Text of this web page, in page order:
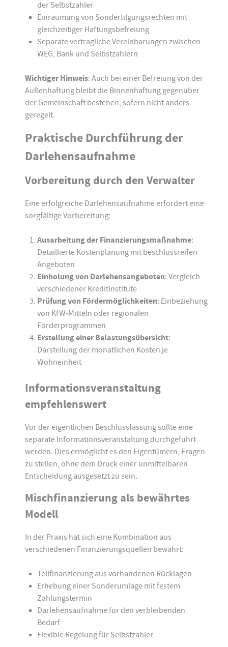
der Selbstzahler
Einräumung von Sondertilgungsrechten mit
gleichzeitiger Haftungsbefreiung
Separate vertragliche Vereinbarungen zwischen
WEG, Bank und Selbstzahlern
Wichtiger Hinweis: Auch bei einer Befreiung von der
Außenhaftung bleibt die Binnenhaftung gegenüber
der Gemeinschaft bestehen, sofern nicht anders
geregelt.
Praktische Durchführung der
Darlehensaufnahme
Vorbereitung durch den Verwalter
Eine erfolgreiche Darlehensaufnahme erfordert eine
sorgfältige Vorbereitung:
Ausarbeitung der Finanzierungsmaßnahme:
Detaillierte Kostenplanung mit beschlussreifen
Angeboten
Einholung von Darlehensangeboten: Vergleich
verschiedener Kreditinstitute
Prüfung von Fördermöglichkeiten: Einbeziehung
von KfW-Mitteln oder regionalen
Förderprogrammen
Erstellung einer Belastungsübersicht:
Darstellung der monatlichen Kosten je
Wohneinheit
Informationsveranstaltung
empfehlenswert
Vor der eigentlichen Beschlussfassung sollte eine
separate Informationsveranstaltung durchgeführt
werden. Dies ermöglicht es den Eigentümern, Fragen
zu stellen, ohne dem Druck einer unmittelbaren
Entscheidung ausgesetzt zu sein.
Mischfinanzierung als bewährtes
Modell
In der Praxis hat sich eine Kombination aus
verschiedenen Finanzierungsquellen bewährt:
Teilfinanzierung aus vorhandenen Rücklagen
Erhebung einer Sonderumlage mit festem
Zahlungstermin
Darlehensaufnahme für den verbleibenden
Bedarf
Flexible Regelung für Selbstzahler